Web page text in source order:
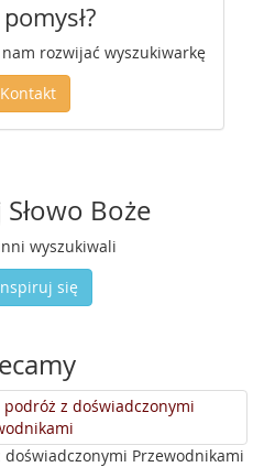
rozwijać wyszukiwarkę
Kontakt
Boże
wyszukiwali
się
Przewodnikami